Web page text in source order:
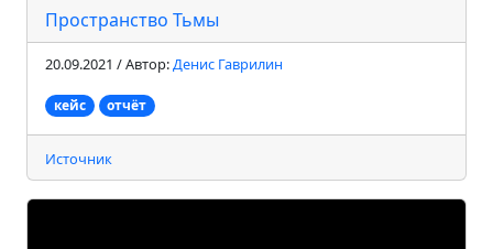
Пространство Тьмы
20.09.2021 / Автор:Денис Гаврилин
кейс отчёт
Источник